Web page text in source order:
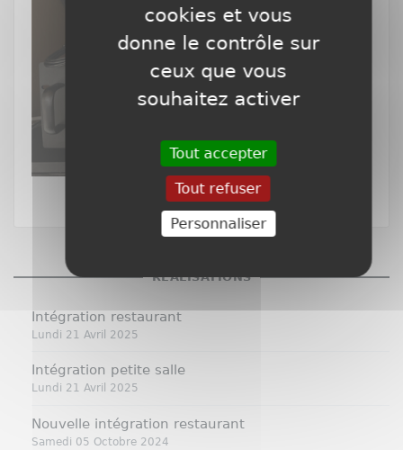
RÉALISATIONS
Intégration restaurant
Lundi 21 Avril 2025
Intégration petite salle
Lundi 21 Avril 2025
Nouvelle intégration restaurant
Samedi 05 Octobre 2024
cookies et vous
donne le contrôle sur
ceux que vous
souhaitez activer
Tout accepter
Tout refuser
Personnaliser